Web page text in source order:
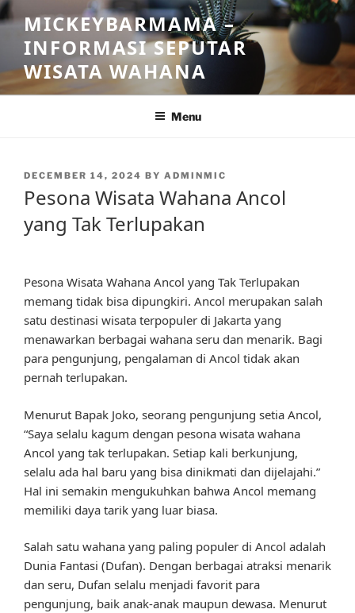
Skip
to
content
MICKEYBARMAMA –
INFORMASI SEPUTAR
WISATA WAHANA
Menu
POSTED
DECEMBER 14, 2024 BY ADMINMIC
Pesona Wisata Wahana Ancol
yang Tak Terlupakan
Pesona Wisata Wahana Ancol yang Tak Terlupakan
memang tidak bisa dipungkiri. Ancol merupakan salah
satu destinasi wisata terpopuler di Jakarta yang
menawarkan berbagai wahana seru dan menarik. Bagi
para pengunjung, pengalaman di Ancol tidak akan
pernah terlupakan.
Menurut Bapak Joko, seorang pengunjung setia Ancol,
“Saya selalu kagum dengan pesona wisata wahana
Ancol yang tak terlupakan. Setiap kali berkunjung,
selalu ada hal baru yang bisa dinikmati dan dijelajahi.”
Hal ini semakin mengukuhkan bahwa Ancol memang
memiliki daya tarik yang luar biasa.
Salah satu wahana yang paling populer di Ancol adalah
Dunia Fantasi (Dufan). Dengan berbagai atraksi menarik
dan seru, Dufan selalu menjadi favorit para
pengunjung, baik anak-anak maupun dewasa. Menurut